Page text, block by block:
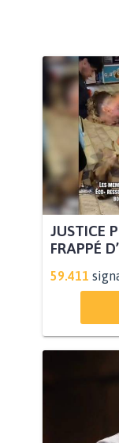
JUSTICE
FRAPPÉ
59.411